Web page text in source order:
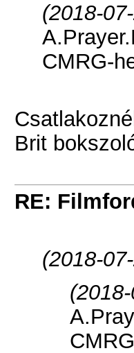
(2018-
CMRG-
Brit
RE:
(2018-